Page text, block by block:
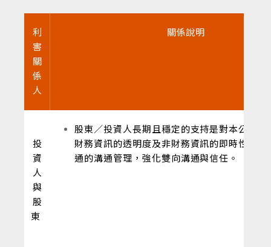
利
害
關
係
人
關係說明
投
資
人
與
股
東
股東／投資人長期且穩定的支持是對本公司重
財務資訊的透明度及非財務資訊的即時性揭露
通的溝通管理，強化雙向溝通與信任。